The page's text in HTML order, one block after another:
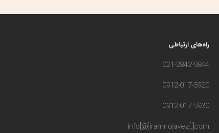
راه‌های ارتباطی
021-2842-9844
0912-017-5920
0912-017-5930
info[@]iranmojavez[.]com